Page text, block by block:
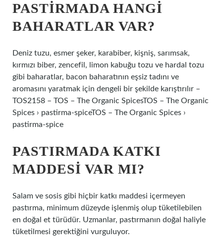
PASTIRMADA HANGI
BAHARATLAR VAR?
Deniz tuzu, esmer şeker, karabiber, kişniş, sarımsak,
kırmızı biber, zencefil, limon kabuğu tozu ve hardal tozu
gibi baharatlar, bacon baharatının eşsiz tadını ve
aromasını yaratmak için dengeli bir şekilde karıştırılır –
TOS2158 – TOS – The Organic SpicesTOS – The Organic
Spices › pastirma-spiceTOS – The Organic Spices ›
pastirma-spice
PASTIRMADA KATKI
MADDESI VAR MI?
Salam ve sosis gibi hiçbir katkı maddesi içermeyen
pastırma, minimum düzeyde işlenmiş olup tüketilebilen
en doğal et türüdür. Uzmanlar, pastırmanın doğal haliyle
tüketilmesi gerektiğini vurguluyor.